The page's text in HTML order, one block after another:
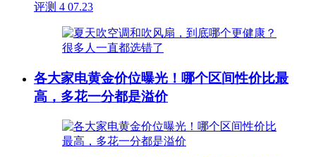
评测 4 07.23
各大家电黄金价位曝光！哪个区间性价比最
高，多花一分都是溢价